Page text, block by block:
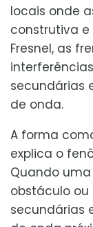
locais onde
construtiva e
Fresnel, as
secundárias
de onda.
A forma
explica o
Quando
obstáculo
secundárias